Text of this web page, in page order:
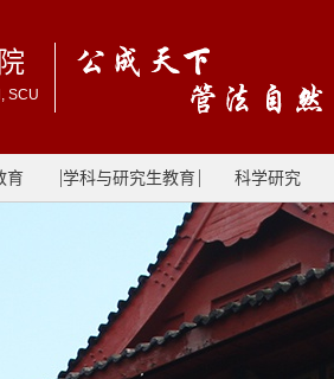
SCU
育 学科与研究生教育 科学研究